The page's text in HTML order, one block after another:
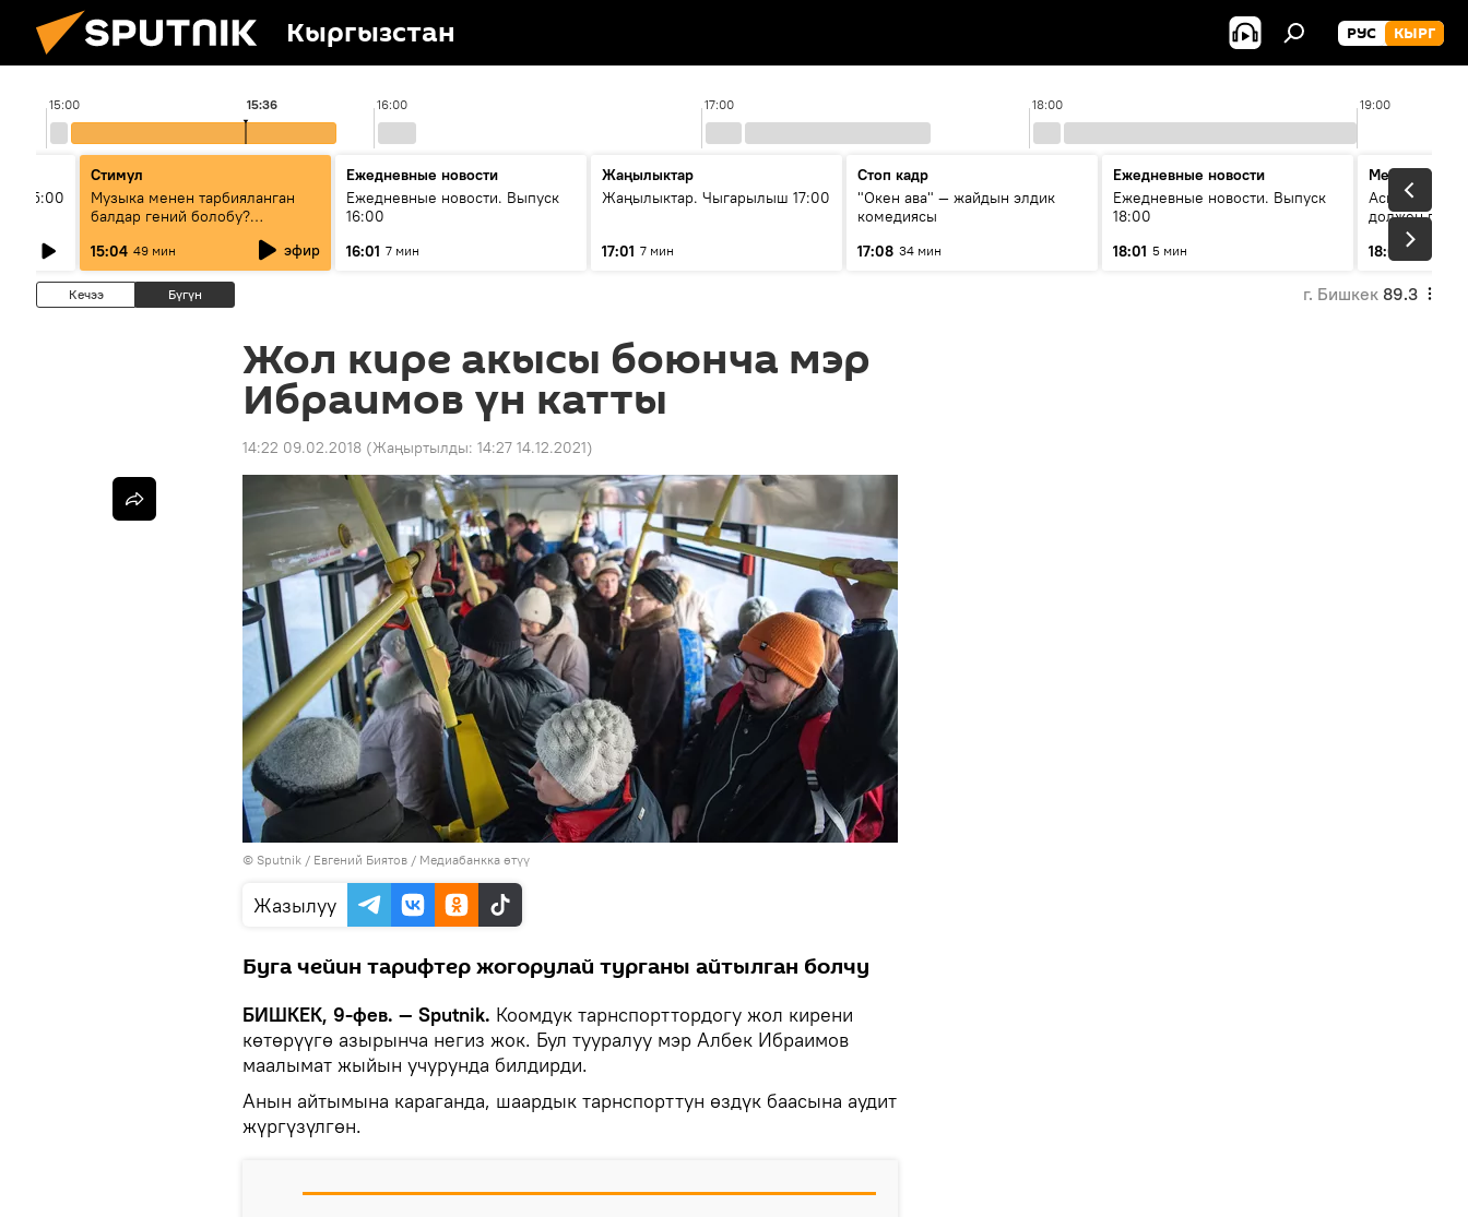
Кыргызстан РУС КЫРГ
15:00 16:00 17:00 18:00 19:00
15:36
15:00
Стимул
Музыка менен тарбияланган
балдар гений болобу?
Кыргыздын жашоосунда
музыканын орду
15:04 49 мин эфир
Ежедневные новости
Ежедневные новости. Выпуск
16:00
16:01 7 мин
Жаңылыктар
Жаңылыктар. Чыгарылыш 17:00
17:01 7 мин
Стоп кадр
"Окен ава" — жайдын элдик
комедиясы
17:08 34 мин
Ежедневные новости
Ежедневные новости. Выпуск
18:00
18:01 5 мин
Меняющие
Аскар
должен
18:06
Кечээ Бүгүн г. Бишкек 89.3
Жол кире акысы боюнча мэр
Ибраимов үн катты
14:22 09.02.2018 (Жаңыртылды: 14:27 14.12.2021)
© Sputnik / Евгений Биятов / Медиабанкка өтүү
Жазылуу
Буга чейин тарифтер жогорулай турганы айтылган болчу
БИШКЕК, 9-фев. — Sputnik. Коомдук тарнспорттордогу жол кирени
көтөрүүгө азырынча негиз жок. Бул тууралуу мэр Албек Ибраимов
маалымат жыйын учурунда билдирди.
Анын айтымына караганда, шаардык тарнспорттун өздүк баасына аудит
жүргүзүлгөн.